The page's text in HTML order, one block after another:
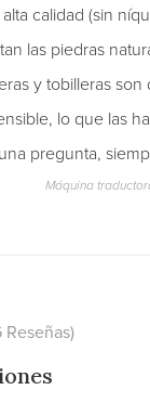
calidad (sin
las piedras
y tobilleras
lo que las
pregunta,
Máquina
Reseñas)